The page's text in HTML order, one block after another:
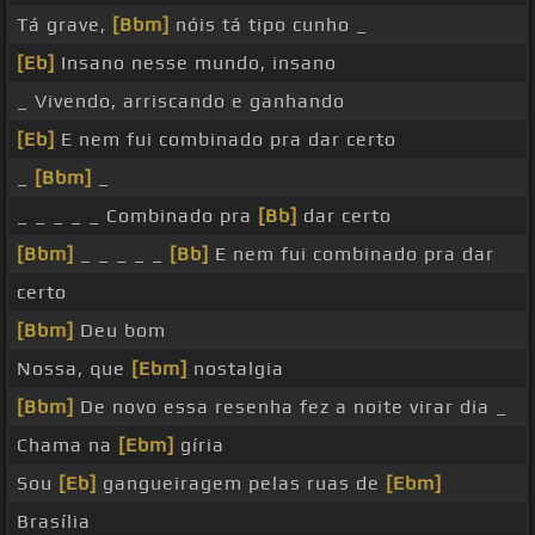
Tá grave, [Bbm] nóis tá tipo cunho _
[Eb] Insano nesse mundo, insano
_ Vivendo, arriscando e ganhando
[Eb] E nem fui combinado pra dar certo
[Bbm]
_ _ _ _ _ Combinado pra [Bb] dar certo
[Bbm]
[Bb] E nem fui combinado pra dar
certo
[Bbm] Deu bom
Nossa, que [Ebm] nostalgia
[Bbm] De novo essa resenha fez a noite virar dia _
Chama na [Ebm] gíria
Sou [Eb] gangueiragem pelas ruas de [Ebm]
Brasília